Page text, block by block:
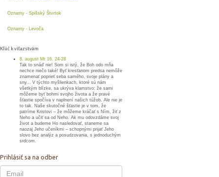
Oznamy - Spišský Štvrtok
Oznamy - Levoča
Kľúč k víťazstvám
8. august Mt 16, 24-28
Tak to snáď nie! Som si istý, že Boh odo mňa
nechce niečo také! Byť kresťanom predsa nemôže
znamenať poprieť seba samého, svoje plány a
sny... V týchto myšlienkach, ktoré sú nám
všetkým blízke, sa ukrýva klamstvo: že sami
môžeme byť bohmi svojho života a že pravé
šťastie spočíva v naplnení našich túžob. Ale nie je
to tak. Naše skutočné šťastie je v tom, že
patríme Kristovi – že môžeme kráčať s Ním, žiť z
Neho a učiť sa od Neho. Ak mu odovzdáme svoj
život a budeme Ho nasledovať, staneme sa
naozaj Jeho učeníkmi – schopnými prijať Jeho
slovo bez analýz a posudzovania, s jednoduchým
srdcom.
Prihlásiť sa na odber